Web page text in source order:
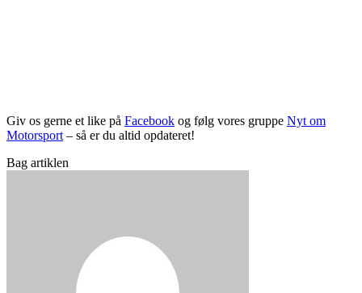
Giv os gerne et like på Facebook og følg vores gruppe Nyt om
Motorsport – så er du altid opdateret!
Bag artiklen